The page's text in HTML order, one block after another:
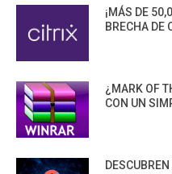
¡MÁS DE
BRECHA DE
¿MARK OF
CON UN